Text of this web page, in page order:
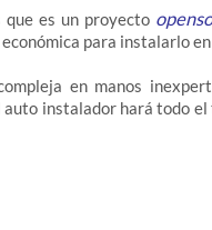
es un proyecto
para instalarlo
en manos
instalador hará todo